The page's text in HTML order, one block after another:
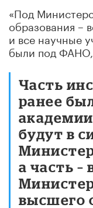
«Под
образования –
и все научные
были под ФАНО,
Часть
ранее
будут в
а часть –
высшего